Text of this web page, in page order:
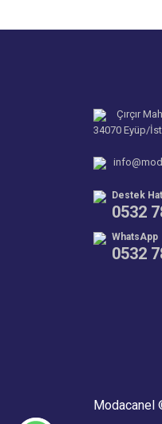
Çırçır
34070 Eyüp/
Destek
0532
WhatsApp
0532
Modacanel